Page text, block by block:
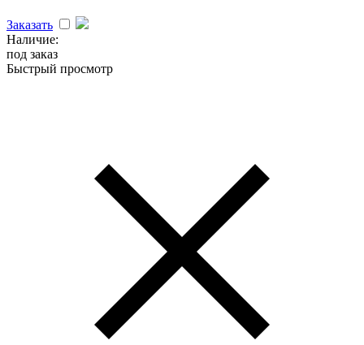
Заказать
Наличие:
под заказ
Быстрый просмотр